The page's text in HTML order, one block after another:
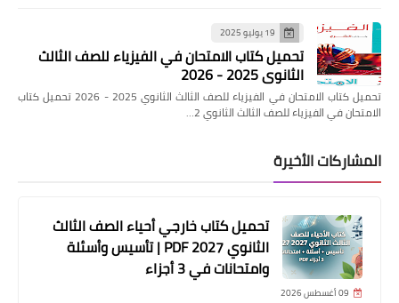
19 يوليو 2025
تحميل كتاب الامتحان في الفيزياء للصف الثالث
الثانوي 2025 - 2026
تحميل كتاب الامتحان في الفيزياء للصف الثالث الثانوي 2025 - 2026 تحميل كتاب
الامتحان في الفيزياء للصف الثالث الثانوي 2…
المشاركات الأخيرة
تحميل كتاب خارجي أحياء الصف الثالث
الثانوي 2027 PDF | تأسيس وأسئلة
وامتحانات في 3 أجزاء
09 أغسطس 2026